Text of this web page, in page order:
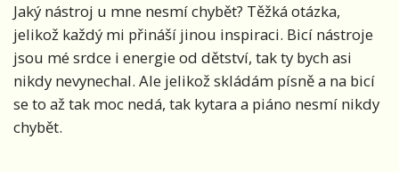
Jaký nástroj u mne nesmí chybět? Těžká otázka,
jelikož každý mi přináší jinou inspiraci. Bicí nástroje
jsou mé srdce i energie od dětství, tak ty bych asi
nikdy nevynechal. Ale jelikož skládám písně a na bicí
se to až tak moc nedá, tak kytara a piáno nesmí nikdy
chybět.